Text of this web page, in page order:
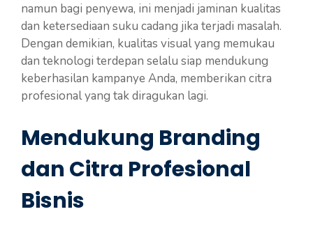
namun bagi penyewa, ini menjadi jaminan kualitas
dan ketersediaan suku cadang jika terjadi masalah.
Dengan demikian, kualitas visual yang memukau
dan teknologi terdepan selalu siap mendukung
keberhasilan kampanye Anda, memberikan citra
profesional yang tak diragukan lagi.
Mendukung Branding
dan Citra Profesional
Bisnis